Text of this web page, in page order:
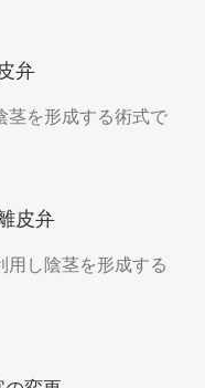
弁
茎を形成する術式で
皮弁
用し陰茎を形成する